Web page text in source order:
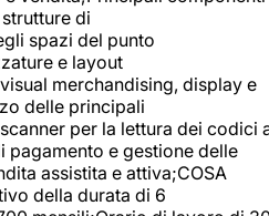
di
spazi del punto
e layout
merchandising, display e
delle principali
per la lettura dei codici
pagamento e gestione delle
assistita e attiva;COSA
della durata di 6